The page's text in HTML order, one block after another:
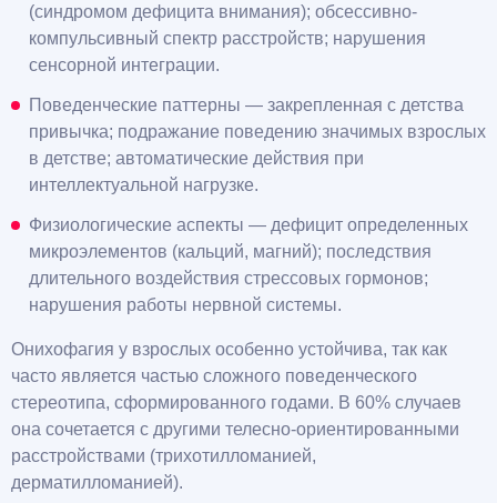
(синдромом дефицита внимания); обсессивно-
компульсивный спектр расстройств; нарушения
сенсорной интеграции.
Поведенческие паттерны — закрепленная с детства
привычка; подражание поведению значимых взрослых
в детстве; автоматические действия при
интеллектуальной нагрузке.
Физиологические аспекты — дефицит определенных
микроэлементов (кальций, магний); последствия
длительного воздействия стрессовых гормонов;
нарушения работы нервной системы.
Онихофагия у взрослых особенно устойчива, так как
часто является частью сложного поведенческого
стереотипа, сформированного годами. В 60% случаев
она сочетается с другими телесно-ориентированными
расстройствами (трихотилломанией,
дерматилломанией).